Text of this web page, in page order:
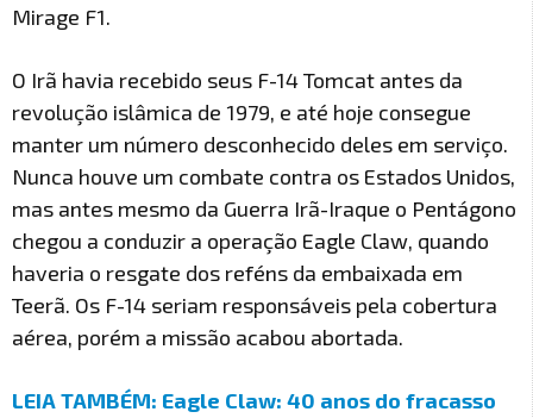
Mirage F1.
O Irã havia recebido seus F-14 Tomcat antes da
revolução islâmica de 1979, e até hoje consegue
manter um número desconhecido deles em serviço.
Nunca houve um combate contra os Estados Unidos,
mas antes mesmo da Guerra Irã-Iraque o Pentágono
chegou a conduzir a operação Eagle Claw, quando
haveria o resgate dos reféns da embaixada em
Teerã. Os F-14 seriam responsáveis pela cobertura
aérea, porém a missão acabou abortada.
LEIA TAMBÉM: Eagle Claw: 40 anos do fracasso